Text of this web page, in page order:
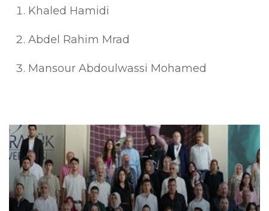
Khaled Hamidi
Abdel Rahim Mrad
Mansour Abdoulwassi Mohamed